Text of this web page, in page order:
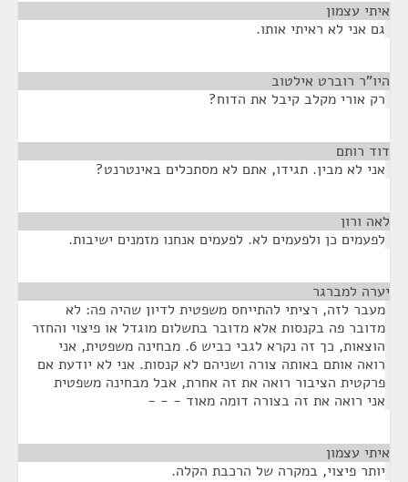
איתי עצמון
גם אני לא ראיתי אותו.
היו"ר רוברט אילטוב
רק אורי מקלב קיבל את הדוח?
דוד רותם
אני לא מבין. תגידו, אתם לא מסתכלים באינטרנט?
לאה ורון
לפעמים כן ולפעמים לא. לפעמים אנחנו מזמנים ישיבות.
יערה למברגר
מעבר לזה, רציתי להתייחס משפטית לדיון שהיה פה: לא
מדובר פה בקנסות אלא מדובר בתשלום מוגדל או פיצוי והחזר
הוצאות, כך זה נקרא לגבי כביש 6. מבחינה משפטית, אני
רואה אותם באותה צורה ושניהם לא קנסות. אני לא יודעת אם
פרקטית הציבור רואה את זה אחרת, אבל מבחינה משפטית
אני רואה את זה בצורה דומה מאוד - - -
איתי עצמון
יותר פיצוי, במקרה של הרכבת הקלה.